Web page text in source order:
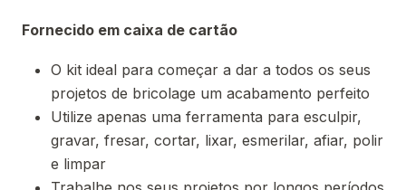
Fornecido em caixa de cartão
O kit ideal para começar a dar a todos os seus
projetos de bricolage um acabamento perfeito
Utilize apenas uma ferramenta para esculpir,
gravar, fresar, cortar, lixar, esmerilar, afiar, polir
e limpar